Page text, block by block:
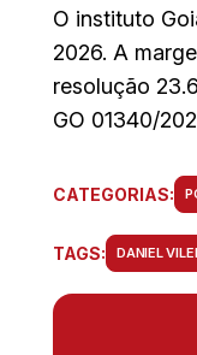
O instituto
2026. A
resolução
GO 01340/
CATEGORIAS:
TAGS: DANIEL